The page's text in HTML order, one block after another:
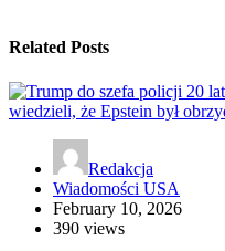
Related Posts
Redakcja
Wiadomości USA
February 10, 2026
390 views